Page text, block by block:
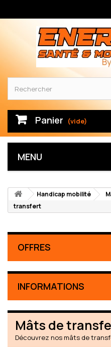
Panier (vide)
MENU
Handicap mobilité
transfert
OFFRES
INFORMATIONS
Mâts de
Découvrez nos mâts de